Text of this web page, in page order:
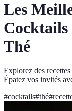
Les
Cocktails
Thé
Explorez des
Épatez vos invités
#cocktails#thé#